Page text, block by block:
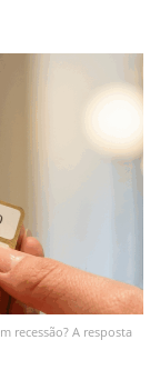
recessão? A resposta